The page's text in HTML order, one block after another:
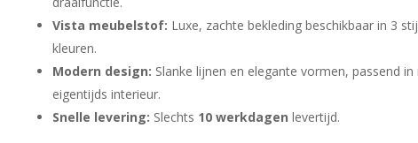
Vista meubelstof: Luxe, zachte bekleding beschikbaar in 3
kleuren.
Modern design: Slanke lijnen en elegante vormen, passend in
eigentijds interieur.
Snelle levering: Slechts 10 werkdagen levertijd.